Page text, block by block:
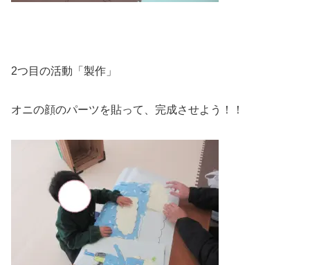
2つ目の活動「製作」
オニの顔のパーツを貼って、完成させよう！！